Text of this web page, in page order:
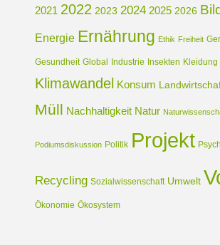
2021 2022 2023 2024 2025 2026
Energie Ernährung Ethik Freiheit
Gesundheit Global Industrie Insekten Kleidung
Klimawandel Konsum
Müll Nachhaltigkeit Natur
Podiumsdiskussion Politik Projekt
Recycling Sozialwissenschaft Umwelt
Ökonomie Ökosystem